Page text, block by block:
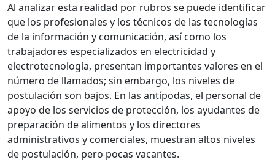
Al analizar esta realidad por rubros se puede identificar
que los profesionales y los técnicos de las tecnologías
de la información y comunicación, así como los
trabajadores especializados en electricidad y
electrotecnología, presentan importantes valores en el
número de llamados; sin embargo, los niveles de
postulación son bajos. En las antípodas, el personal de
apoyo de los servicios de protección, los ayudantes de
preparación de alimentos y los directores
administrativos y comerciales, muestran altos niveles
de postulación, pero pocas vacantes.